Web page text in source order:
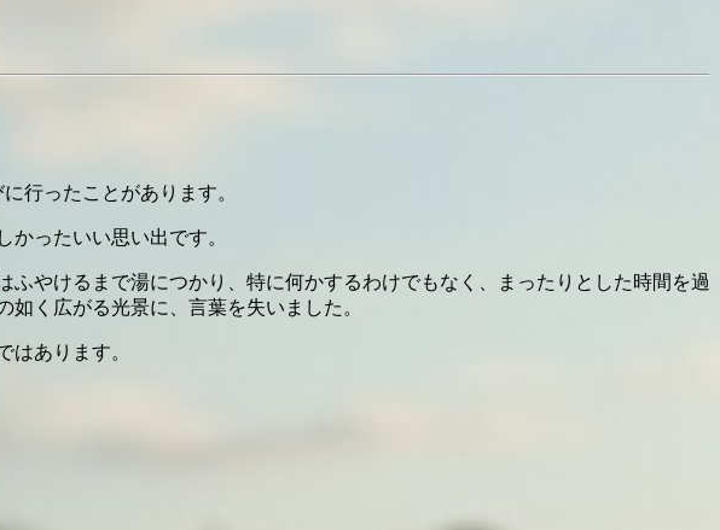
行ったことがあります。
ったいい思い出です。
やけるまで湯につかり、特に何かするわけでもなく、まったりとした時間を過
く広がる光景に、言葉を失いました。
あります。